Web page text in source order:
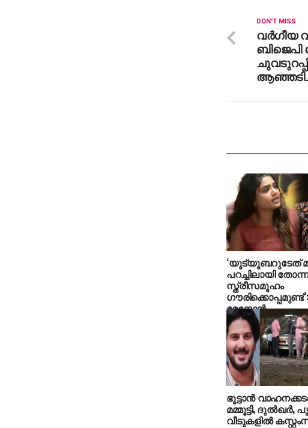
DON'T MISS
വര്‍ഗീയ
ബിജെപി
‘യൂട്യൂബറുടേത്
പറച്ചിലായി
സ്ത്രീസമൂഹം
മേനോന്‍
ഭൂട്ടാന്‍
മമ്മൂട്ടി, ദുല്‍ഖര്‍,
വീടുകളില്‍